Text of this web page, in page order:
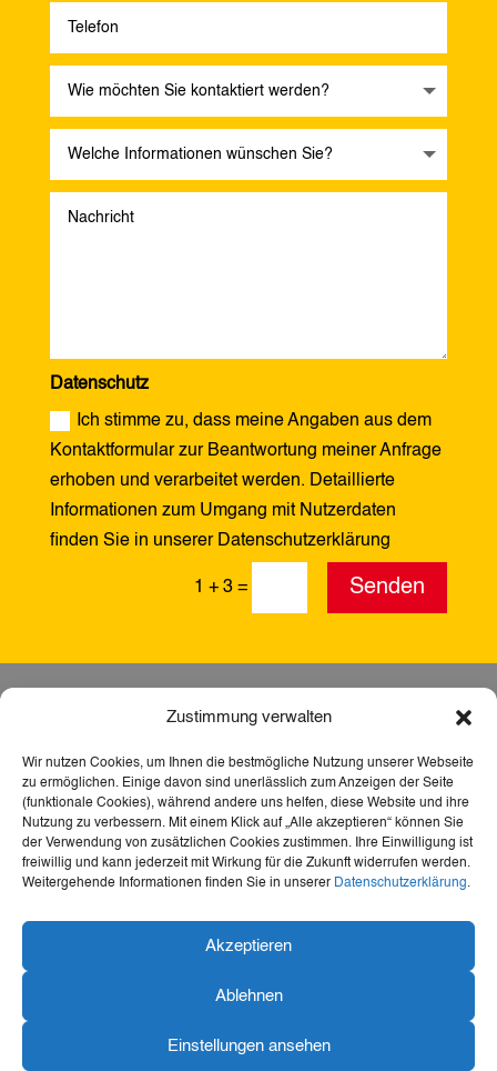
Zustimmung verwalten
Wir nutzen Cookies, um Ihnen die bestmögliche Nutzung unserer Webseite
zu ermöglichen. Einige davon sind unerlässlich zum Anzeigen der Seite
(funktionale Cookies), während andere uns helfen, diese Website und ihre
Nutzung zu verbessern. Mit einem Klick auf „Alle akzeptieren“ können Sie
der Verwendung von zusätzlichen Cookies zustimmen. Ihre Einwilligung ist
freiwillig und kann jederzeit mit Wirkung für die Zukunft widerrufen werden.
Weitergehende Informationen finden Sie in unserer Datenschutzerklärung.
Akzeptieren
Ablehnen
Einstellungen ansehen
Datenschutz
Ich stimme zu, dass meine Angaben aus dem
Kontaktformular zur Beantwortung meiner Anfrage
erhoben und verarbeitet werden. Detaillierte
Informationen zum Umgang mit Nutzerdaten
finden Sie in unserer Datenschutzerklärung
1 + 3 = Senden
Webseite barrierefrei – für mehr Teilhabe,